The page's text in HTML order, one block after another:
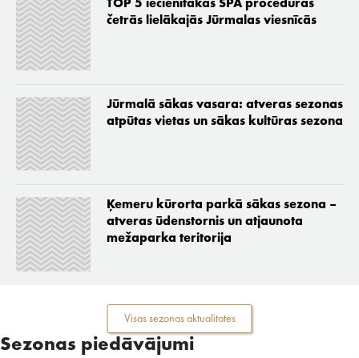
TOP 5 iecienītākās SPA procedūras
četrās lielākajās Jūrmalas viesnīcās
Jūrmalā sākas vasara: atveras sezonas
atpūtas vietas un sākas kultūras sezona
Ķemeru kūrorta parkā sākas sezona –
atveras ūdenstornis un atjaunota
mežaparka teritorija
Visas sezonas aktualitates
Sezonas piedāvājumi